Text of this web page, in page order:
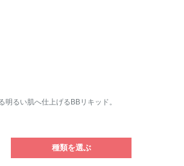
るい肌へ仕上げるBBリキッド。
種類を選ぶ